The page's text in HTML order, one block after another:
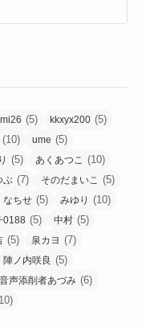
(5) kkxyx200 (5)
(10) ume (5)
(5) あくあつこ (10)
ぶ (7) そのだまいこ (5)
なちせ (5) みゆり (10)
0188 (5) 中村 (5)
(5) 泉カヨ (7)
陣ノ内咲良 (5)
音声添削者あづみ (6)